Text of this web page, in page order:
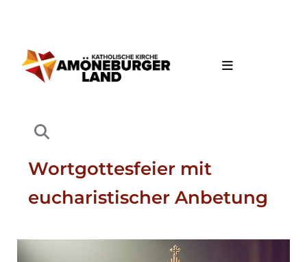
Wortgottesfeier mit
eucharistischer Anbetung